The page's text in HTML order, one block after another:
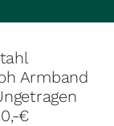
Armband
€